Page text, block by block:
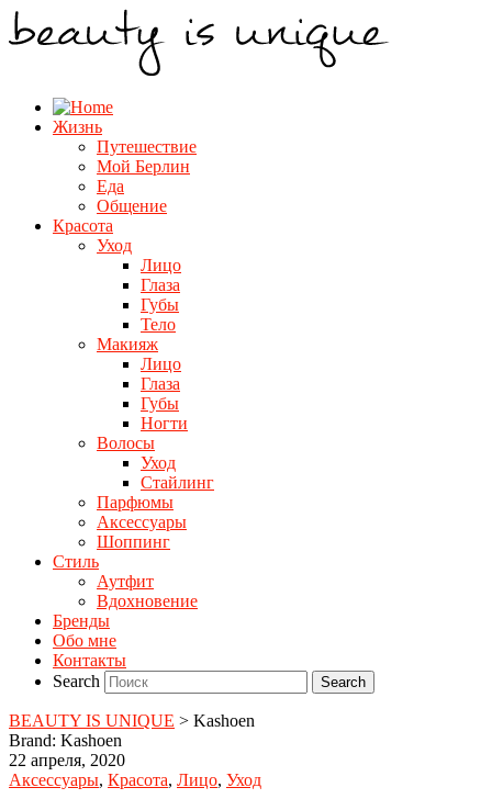
Жизнь
Путешествие
Мой Берлин
Еда
Общение
Красота
Уход
Лицо
Глаза
Губы
Тело
Макияж
Лицо
Глаза
Губы
Ногти
Волосы
Уход
Стайлинг
Парфюмы
Аксессуары
Шоппинг
Стиль
Аутфит
Вдохновение
Бренды
Обо мне
Контакты
Search
BEAUTY IS UNIQUE > Kashoen
Brand: Kashoen
22 апреля, 2020
Аксессуары, Красота, Лицо, Уход